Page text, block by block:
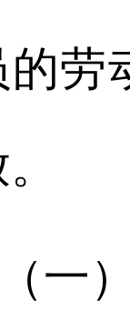
的劳
（一